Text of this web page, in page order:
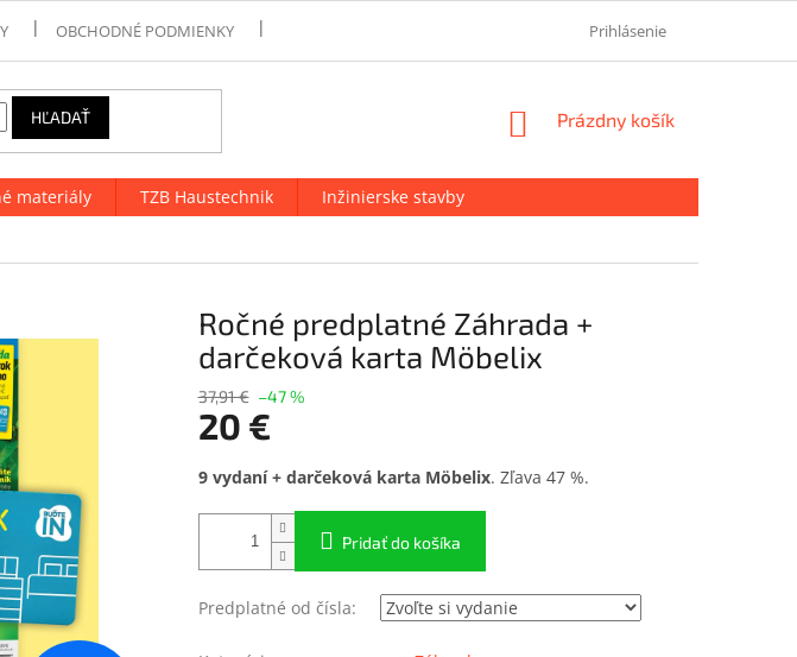
OBCHODNÉ PODMIENKY KONTAKT O NÁS
Prihlásenie
HĽADAŤ
NÁKUPNÝ
Prázdny košík
materiály TZB Haustechnik
Inžinierske stavby
Ročné predplatné Záhrada +
darčeková karta Möbelix
37,91 € –47 %
20 €
Jednotková
cena:
9 vydaní + darčeková karta Möbelix. Zľava 47 %.
Pridať do košíka
Predplatné od čísla: